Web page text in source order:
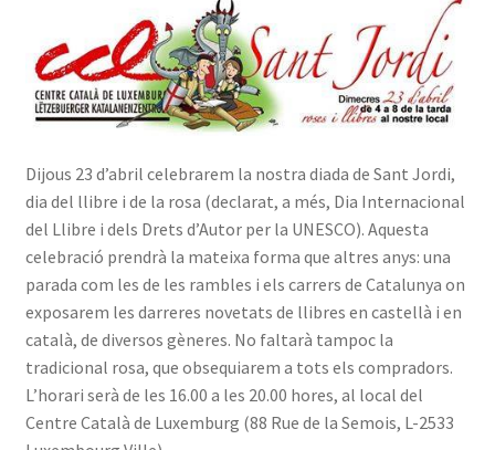
Dijous 23 d’abril celebrarem la nostra diada de Sant Jordi,
dia del llibre i de la rosa (declarat, a més, Dia Internacional
del Llibre i dels Drets d’Autor per la UNESCO). Aquesta
celebració prendrà la mateixa forma que altres anys: una
parada com les de les rambles i els carrers de Catalunya on
exposarem les darreres novetats de llibres en castellà i en
català, de diversos gèneres. No faltarà tampoc la
tradicional rosa, que obsequiarem a tots els compradors.
L’horari serà de les 16.00 a les 20.00 hores, al local del
Centre Català de Luxemburg (88 Rue de la Semois, L-2533